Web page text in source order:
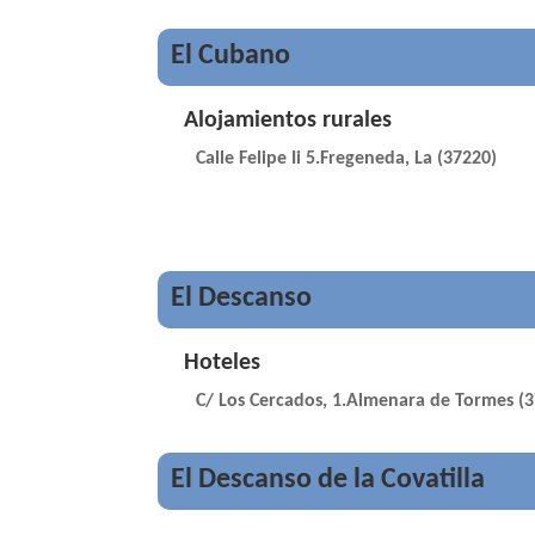
El Cubano
Alojamientos rurales
Calle Felipe Ii 5.Fregeneda, La (37220)
El Descanso
Hoteles
C/ Los Cercados, 1.Almenara de Tormes
El Descanso de la Covatilla